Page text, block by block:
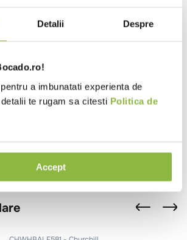
Detalii Despre
a imbunatati experienta de
te rugam sa citesti Politica de
Accept
0 (0 recenzii)